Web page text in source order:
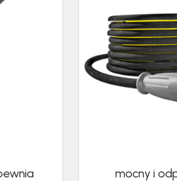
mocny i